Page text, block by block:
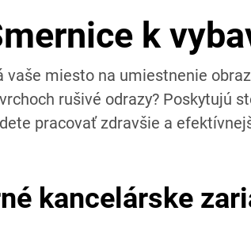
k
vaše miesto na umiestnenie
rušivé odrazy? Poskytujú
pracovať zdravšie a
kancelárske